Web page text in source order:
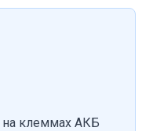
на клеммах АКБ